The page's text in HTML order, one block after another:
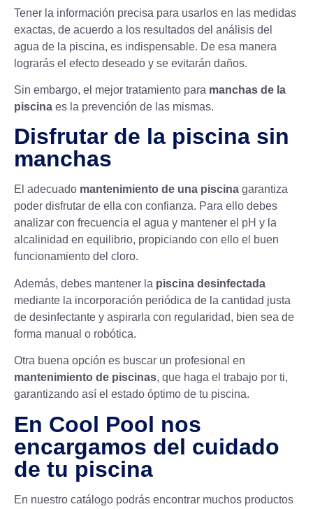
Tener la información precisa para usarlos en las medidas
exactas, de acuerdo a los resultados del análisis del
agua de la piscina, es indispensable. De esa manera
lograrás el efecto deseado y se evitarán daños.
Sin embargo, el mejor tratamiento para manchas de la
piscina es la prevención de las mismas.
Disfrutar de la piscina sin
manchas
El adecuado mantenimiento de una piscina garantiza
poder disfrutar de ella con confianza. Para ello debes
analizar con frecuencia el agua y mantener el pH y la
alcalinidad en equilibrio, propiciando con ello el buen
funcionamiento del cloro.
Además, debes mantener la piscina desinfectada
mediante la incorporación periódica de la cantidad justa
de desinfectante y aspirarla con regularidad, bien sea de
forma manual o robótica.
Otra buena opción es buscar un profesional en
mantenimiento de piscinas, que haga el trabajo por ti,
garantizando así el estado óptimo de tu piscina.
En Cool Pool nos
encargamos del cuidado
de tu piscina
En nuestro catálogo podrás encontrar muchos productos